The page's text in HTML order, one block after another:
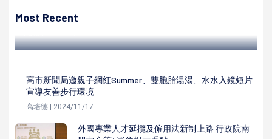
Most Recent
雨球場 合辦移工球類競賽
高市新聞局邀親子網紅Summer、雙胞胎湯湯、水水入鏡短片
宣導友善步行環境
高培德 | 2024/11/17
外國專業人才延攬及僱用法新制上路 行政院南